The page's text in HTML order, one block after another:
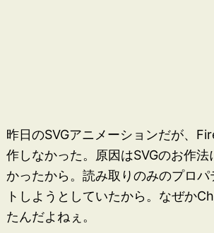
昨日のSVGアニメーションだが、
作しなかった。原因はSVGのお作法
かったから。読み取りのみのプロパ
トしようとしていたから。なぜか
たんだよねぇ。